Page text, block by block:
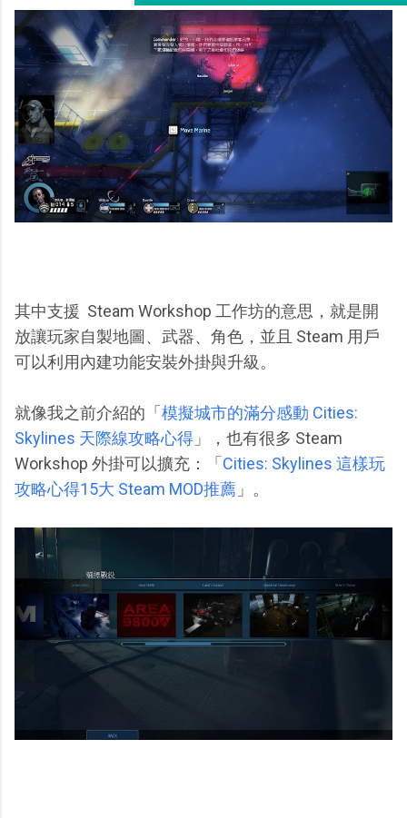
其中支援 Steam Workshop 工作坊的意思，就是開
放讓玩家自製地圖、武器、角色，並且 Steam 用戶
可以利用內建功能安裝外掛與升級。
就像我之前介紹的「 模擬城市的滿分感動 Cities:
Skylines 天際線攻略心得 」，也有很多 Steam
Workshop 外掛可以擴充：「 Cities: Skylines 這樣玩
攻略心得15大 Steam MOD推薦 」。